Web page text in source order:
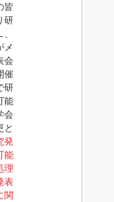
皆
研
メ
会
催
研
能
会
と
発
能
理
表
関